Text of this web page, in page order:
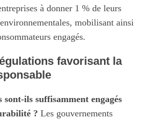
à donner 1 % de leurs
mobilisant ainsi
engagés.
favorisant la
sont-ils suffisamment engagés
? Les gouvernements